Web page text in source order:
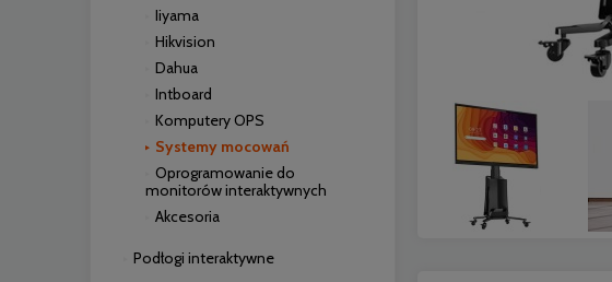
Iiyama
Hikvision
Dahua
Intboard
Komputery OPS
Systemy mocowań
Oprogramowanie do
monitorów interaktywnych
Akcesoria
Podłogi interaktywne